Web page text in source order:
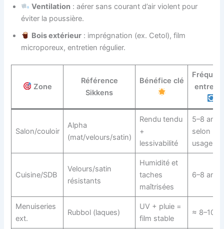
Ventilation : aérer sans courant d’air violent pour
éviter la poussière.
Bois extérieur : imprégnation (ex. Cetol), film
microporeux, entretien régulier.
Zone
Référence
Sikkens
Bénéfice clé
Salon/couloir
Alpha
(mat/velours/satin)
Rendu tendu
+
lessivabilité
5–8 ans
selon
usage
Cuisine/SDB
Velours/satin
résistants
Humidité et
taches
maîtrisées
6–8 ans
Menuiseries
ext.
Rubbol (laques)
UV + pluie =
film stable
≈ 8–10